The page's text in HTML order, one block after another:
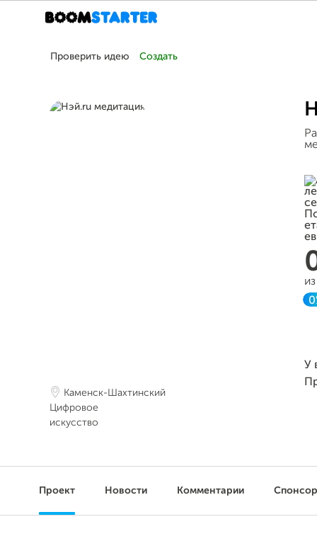
Проверить идею Создать
Каменск-Шахтинский
Цифровое
искусство
У
Проект Новости Комментарии